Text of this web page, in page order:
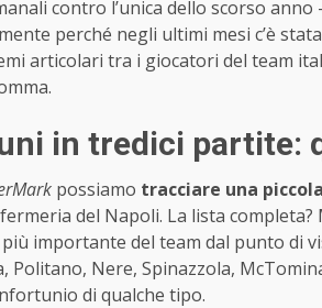
contro l’unica dello scorso
perché negli ultimi mesi c’è
articolari tra i giocatori del team
in tredici partite:
possiamo tracciare una
del Napoli. La lista
importante del team dal punto di
Politano, Nere, Spinazzola,
di qualche tipo.